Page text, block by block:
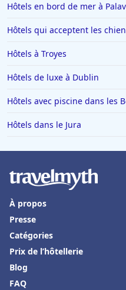
Hôtels en bord de mer à
Hôtels qui acceptent les
Hôtels à Troyes
Hôtels de luxe à Dublin
Hôtels avec piscine dans les
Hôtels dans le Jura
À propos
Presse
Catégories
Prix de l’hôtellerie
Blog
FAQ